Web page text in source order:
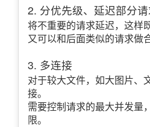
2. 分优先级、延迟部分
将不重要的请求延迟，这样
又可以和后面类似的请求做
3. 多连接
对于较大文件，如大图片、
接。
需要控制请求的最大并发量
限。